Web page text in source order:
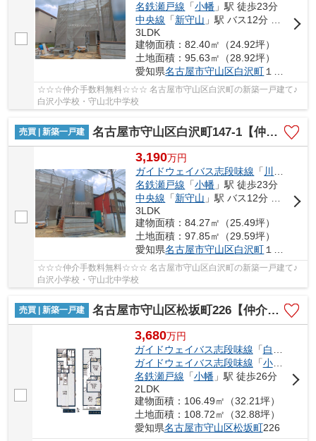
名鉄瀬戸線 「小幡 」駅 徒歩23分
中央線 「新守山 」駅 バス12分 「川上町」 停歩2分
3LDK
建物面積：82.40㎡（24.92坪）
土地面積：95.63㎡（28.92坪）
愛知県名古屋市守山区白沢町 １４７-１
☆☆☆仲介手数料無料☆☆☆ 名古屋市守山区白沢町の新築一戸建て♪
白沢小学校・守山北中学校
売買 | 新築一戸建 名古屋市守山区白沢町147-1【仲介手数料無料】新築一戸建て B号棟
3,190万円
ガイドウェイバス志段味線 「 川村
名鉄瀬戸線 「小幡 」駅 徒歩23分
中央線 「新守山 」駅 バス12分 「川上町」 停歩2分
3LDK
建物面積：84.27㎡（25.49坪）
土地面積：97.85㎡（29.59坪）
愛知県名古屋市守山区白沢町 １４７-１
☆☆☆仲介手数料無料☆☆☆ 名古屋市守山区白沢町の新築一戸建て♪
白沢小学校・守山北中学校
売買 | 新築一戸建 名古屋市守山区松坂町226【仲介手数料無料】新築一戸建て
3,680万円
ガイドウェイバス志段味線 「白沢渓谷
ガイドウェイバス志段味線 「小幡緑地
名鉄瀬戸線 「小幡」駅 徒歩26分
2LDK
建物面積：106.49㎡（32.21坪）
土地面積：108.72㎡（32.88坪）
愛知県名古屋市守山区松坂町226